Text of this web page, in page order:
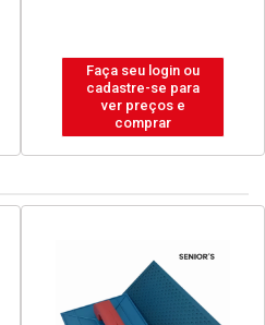
Faça seu login ou
cadastre-se para
ver preços e
comprar